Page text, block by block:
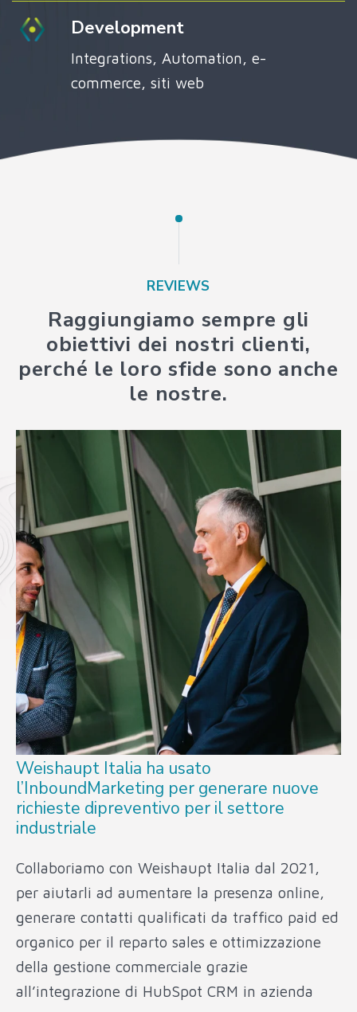
Development
Integrations, Automation, e-
commerce, siti web
REVIEWS
Raggiungiamo sempre gli
obiettivi dei nostri clienti,
perché le loro sfide sono anche
le nostre.
Weishaupt Italia ha usato
l’InboundMarketing per generare nuove
richieste dipreventivo per il settore
industriale
Collaboriamo con Weishaupt Italia dal 2021 ,
per aiutarli ad aumentare la presenza online,
generare contatti qualificati da traffico paid ed
organico per il reparto sales e ottimizzazione
della gestione commerciale grazie
all’integrazione di HubSpot CRM in azienda